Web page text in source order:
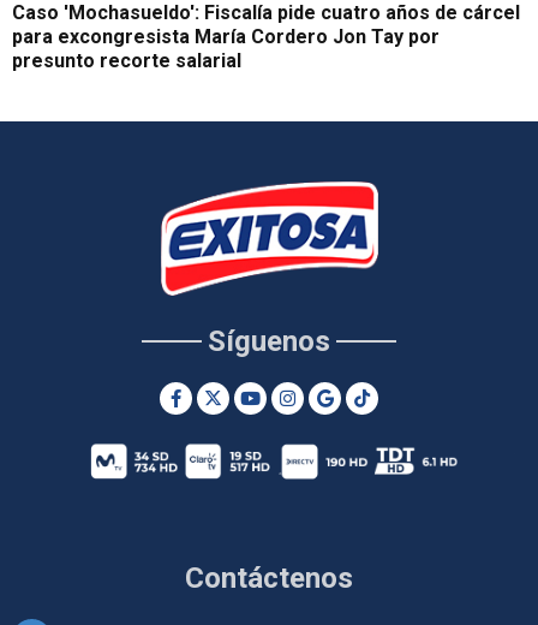
Caso 'Mochasueldo': Fiscalía pide cuatro años de cárcel
para excongresista María Cordero Jon Tay por
presunto recorte salarial
Contáctenos
Síguenos